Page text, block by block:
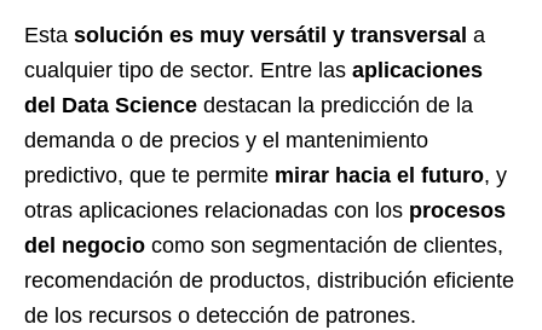
Esta solución es muy versátil y transversal a
cualquier tipo de sector. Entre las aplicaciones
del Data Science destacan la predicción de la
demanda o de precios y el mantenimiento
predictivo, que te permite mirar hacia el futuro, y
otras aplicaciones relacionadas con los procesos
del negocio como son segmentación de clientes,
recomendación de productos, distribución eficiente
de los recursos o detección de patrones.